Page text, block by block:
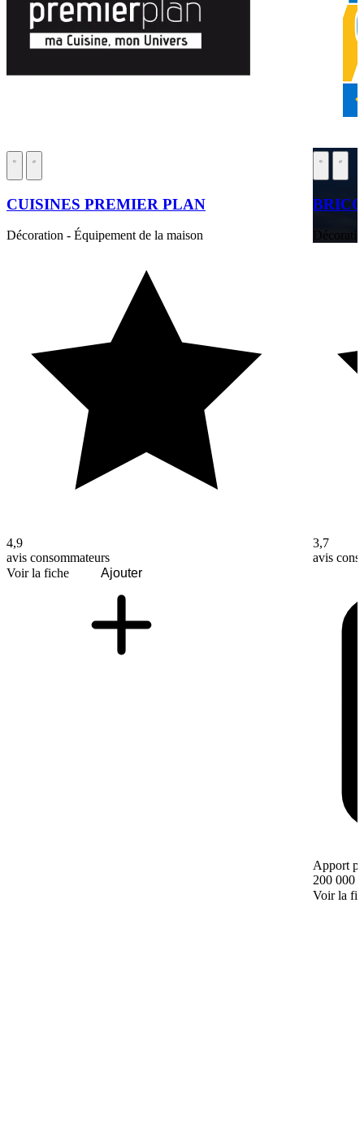
CUISINES PREMIER PLAN
Décoration - Équipement de la maison
4,9
avis consommateurs
Voir la fiche
Ajouter
3,7
avis
Apport
200 000 €
Voir la